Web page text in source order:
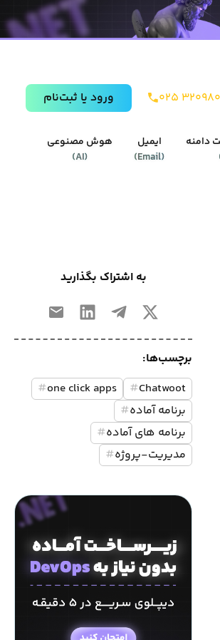
۳۲۰۹۸۰۰۰ ورود يا ثبت‌نام
هوش مصنوعی
(
AI
)
ایمیل
(
Email
)
دامنه
به اشتراک بگذارید
برچسب‌ها:
Chatwoot
#
one click apps
#
برنامه آماده#
برنامه های آماده#
مدیریت-پروژه#